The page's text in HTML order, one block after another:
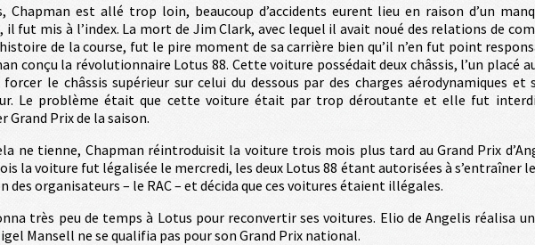
Chapman est allé trop loin, beaucoup d’accidents eurent lieu en raison d’un
il fut mis à l’index. La mort de Jim Clark, avec lequel il avait noué des relations de
de la course, fut le pire moment de sa carrière bien qu’il n’en fut point
conçu la révolutionnaire Lotus 88. Cette voiture possédait deux châssis, l’un placé
le châssis supérieur sur celui du dessous par des charges aérodynamiques et
Le problème était que cette voiture était par trop déroutante et elle fut
Grand Prix de la saison.
ne tienne, Chapman réintroduisit la voiture trois mois plus tard au Grand Prix
la voiture fut légalisée le mercredi, les deux Lotus 88 étant autorisées à s’entraîner
des organisateurs – le RAC – et décida que ces voitures étaient illégales.
très peu de temps à Lotus pour reconvertir ses voitures. Elio de Angelis réalisa
Mansell ne se qualifia pas pour son Grand Prix national.